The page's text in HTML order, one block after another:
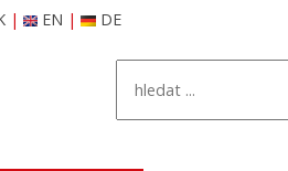
| EN | DE